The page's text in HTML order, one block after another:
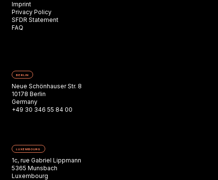
Imprint
Privacy Policy
SFDR Statement
FAQ
BERLIN
Neue Schönhauser Str. 8
10178 Berlin
Germany
+49 30 346 55 84 00
LUXEMBOURG
1c, rue Gabriel Lippmann
5365 Munsbach
Luxembourg